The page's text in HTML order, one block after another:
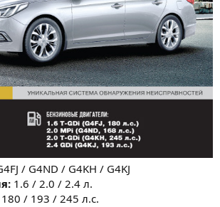
/ G4ND / G4KH / G4KJ
1.6 / 2.0 / 2.4 л.
/ 193 / 245 л.с.